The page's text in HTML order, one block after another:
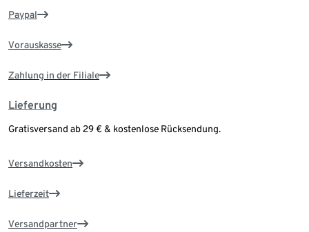
Paypal
Vorauskasse
Zahlung in der Filiale
Lieferung
Gratisversand ab 29 € & kostenlose Rücksendung.
Versandkosten
Lieferzeit
Versandpartner